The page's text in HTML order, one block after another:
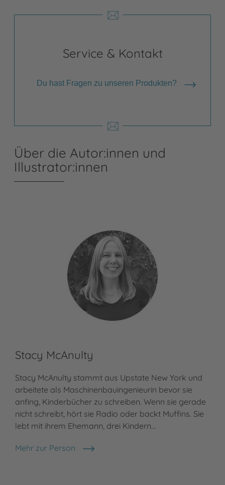
Service & Kontakt
Du hast Fragen zu unseren Produkten?
Über die Autor:innen und
Illustrator:innen
Stacy McAnulty
Stacy McAnulty stammt aus Upstate New York und
arbeitete als Maschinenbauingenieurin bevor sie
anfing, Kinderbücher zu schreiben. Wenn sie gerade
nicht schreibt, hört sie Radio oder backt Muffins. Sie
lebt mit ihrem Ehemann, drei Kindern…
Mehr zur Person
Stacy McAnulty